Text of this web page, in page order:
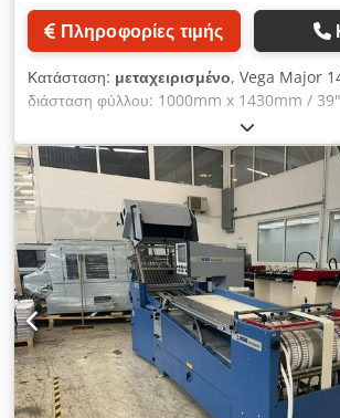
Πληροφορίες τιμής
Κατάσταση: μεταχειρισμένο, Vega Major
διάσταση φύλλου: 1000mm x 1430mm /
διάσταση: 300 x 300mm Επεξεργάσιμο
9mm Κουτιά γραμμικά, αυτόματο κάτω
Dedpfxjzizg Io Aafock Εξοπλισμένη με 6